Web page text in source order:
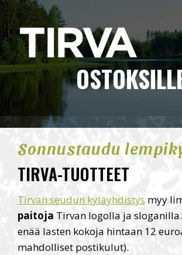
Siirry
sisältöön
Sonnustaudu
TIRVA-TUOTTEET
Tirvan seudun kyläyhdistys myy
paitoja Tirvan logolla ja
enää lasten kokoja hintaan 12
mahdolliset postikulut).